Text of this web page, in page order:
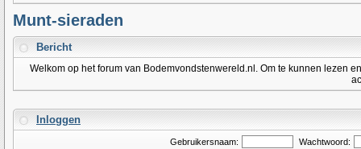
Munt-sieraden
Bericht
Welkom op het forum van Bodemvondstenwereld.nl. Om te kunnen lezen
Inloggen
Gebruikersnaam: Wachtwoord: